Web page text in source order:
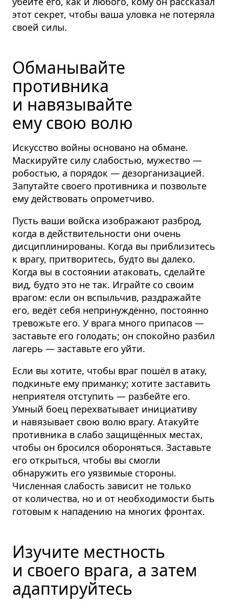
этот секрет, чтобы ваша уловка не потеряла
своей силы.
Обманывайте
противника
и навязывайте
ему свою волю
Искусство войны основано на обмане.
Маскируйте силу слабостью, мужество —
робостью, а порядок — дезорга­низацией.
Запутайте своего противника и позвольте
ему действовать опрометчиво.
Пусть ваши войска изображают разброд,
когда в действи­тельности они очень
дисципли­нированы. Когда вы приблизитесь
к врагу, притворитесь, будто вы далеко.
Когда вы в состоянии атаковать, сделайте
вид, будто это не так. Играйте со своим
врагом: если он вспыльчив, раздражайте
его, ведёт себя непринуждённо, постоянно
тревожьте его. У врага много припасов —
заставьте его голодать; он спокойно разбил
лагерь — заставьте его уйти.
Если вы хотите, чтобы враг пошёл в атаку,
подкиньте ему приманку; хотите заставить
неприятеля отступить — разбейте его.
Умный боец перехватывает инициативу
и навязывает свою волю врагу. Атакуйте
противника в слабо защищённых местах,
чтобы он бросился обороняться. Заставьте
его открыться, чтобы вы смогли
обнаружить его уязвимые стороны.
Численная слабость зависит не только
от количества, но и от необходимости быть
готовым к нападению на многих фронтах.
Изучите местность
и своего врага, а затем
адаптируйтесь